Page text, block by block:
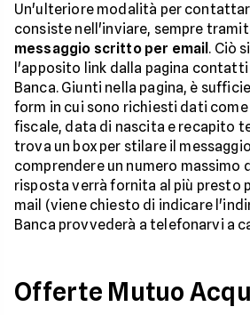
Un'ulteriore modalità per
consiste nell'inviare, sempre
messaggio scritto per email . Ciò
l'apposito link dalla pagina
Banca. Giunti nella pagina, è
form in cui sono richiesti dati
fiscale, data di nascita e recapito
trova un box per stilare il
comprendere un numero massimo
risposta verrà fornita al più presto
mail (viene chiesto di indicare
Banca provvederà a telefonarvi a
Offerte Mutuo